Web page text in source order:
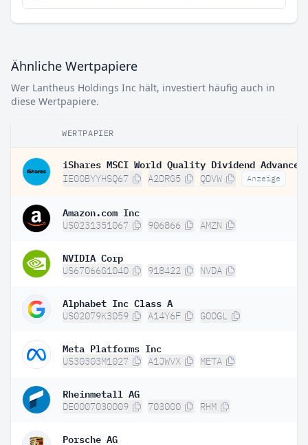
Ähnliche Wertpapiere
Wer Lantheus Holdings Inc hält, investiert häufig auch in
diese Wertpapiere.
WERTPAPIER
IE00BYYHSQ67 A2DRG5 QDVW Anzeige
Amazon.com Inc
US0231351067 906866 AMZN
NVIDIA Corp
US67066G1040 918422 NVDA
Alphabet Inc Class A
US02079K3059 A14Y6F GOOGL
Meta Platforms Inc
US30303M1027 A1JWVX META
Rheinmetall AG
DE0007030009 703000 RHM
Porsche AG